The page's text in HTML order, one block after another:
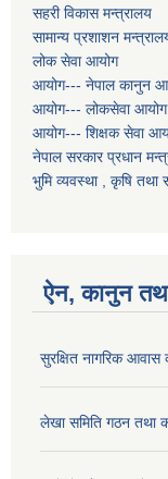
सहरी विकास मन्त्रालय
सामान्य प्रशाशन
लोक सेवा आयोग
आयोग--- नेपाल कानुन
आयोग--- लोकसेवा आयोग
आयोग--- शिक्षक सेवा
नेपाल सरकार प्रधान
भुमि व्यवस्था , कृषि तथा
ऐन, कानुन तथा
सुरक्षित नागरिक आवास
लेखा समिति गठन तथा